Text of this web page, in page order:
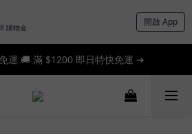
購物金 開啟 App
運 🚚 滿 $1200 即日特快免運 ➔
運 🚚 滿 $1200 即日特快免運 ➔
享 88 折，快來領券加入！➔